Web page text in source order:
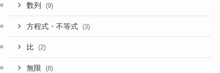
数列 (9)
方程式・不等式 (3)
比 (2)
無限 (8)